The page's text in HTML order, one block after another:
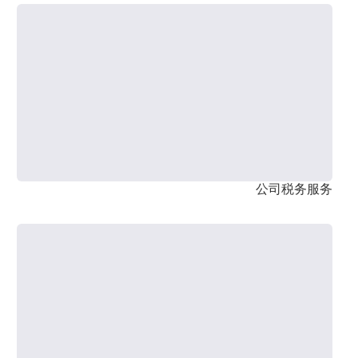
公司税务服务